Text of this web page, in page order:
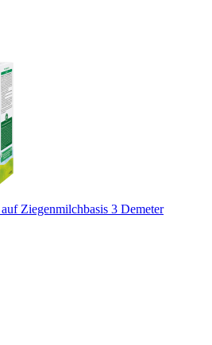
Ziegenmilchbasis 3 Demeter